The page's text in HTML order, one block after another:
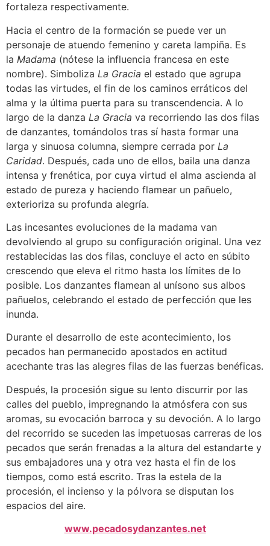
fortaleza respectivamente.
Hacia el centro de la formación se puede ver un
personaje de atuendo femenino y careta lampiña. Es
la Madama (nótese la influencia francesa en este
nombre). Simboliza La Gracia el estado que agrupa
todas las virtudes, el fin de los caminos erráticos del
alma y la última puerta para su transcendencia. A lo
largo de la danza La Gracia va recorriendo las dos filas
de danzantes, tomándolos tras sí hasta formar una
larga y sinuosa columna, siempre cerrada por La
Caridad. Después, cada uno de ellos, baila una danza
intensa y frenética, por cuya virtud el alma ascienda al
estado de pureza y haciendo flamear un pañuelo,
exterioriza su profunda alegría.
Las incesantes evoluciones de la madama van
devolviendo al grupo su configuración original. Una vez
restablecidas las dos filas, concluye el acto en súbito
crescendo que eleva el ritmo hasta los límites de lo
posible. Los danzantes flamean al unísono sus albos
pañuelos, celebrando el estado de perfección que les
inunda.
Durante el desarrollo de este acontecimiento, los
pecados han permanecido apostados en actitud
acechante tras las alegres filas de las fuerzas benéficas.
Después, la procesión sigue su lento discurrir por las
calles del pueblo, impregnando la atmósfera con sus
aromas, su evocación barroca y su devoción. A lo largo
del recorrido se suceden las impetuosas carreras de los
pecados que serán frenadas a la altura del estandarte y
sus embajadores una y otra vez hasta el fin de los
tiempos, como está escrito. Tras la estela de la
procesión, el incienso y la pólvora se disputan los
espacios del aire.
www.pecadosydanzantes.net